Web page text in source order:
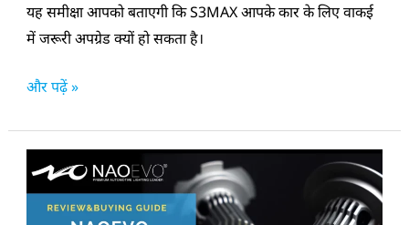
यह समीक्षा आपको बताएगी कि S3MAX आपके कार के लिए वाकई
में जरूरी अपग्रेड क्यों हो सकता है।
और पढ़ें »
NAOEVO
स्मार्ट
रिव्यू